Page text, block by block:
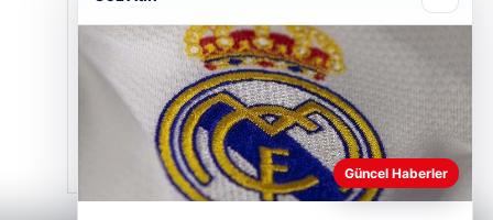
Cengiz Sigorta
23/06/2026
Güncel Haberler